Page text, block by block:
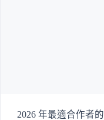
2026 年最適合作者